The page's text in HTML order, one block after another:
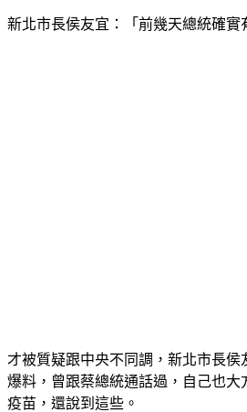
才被質疑跟中央不同調，新北市長侯
爆料，曾跟蔡總統通話過，自己也大